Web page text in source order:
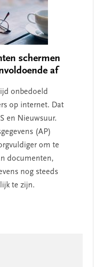
schermen
af
onbedoeld
op internet. Dat
en Nieuwsuur.
(AP)
om te
documenten,
nog steeds
te zijn.